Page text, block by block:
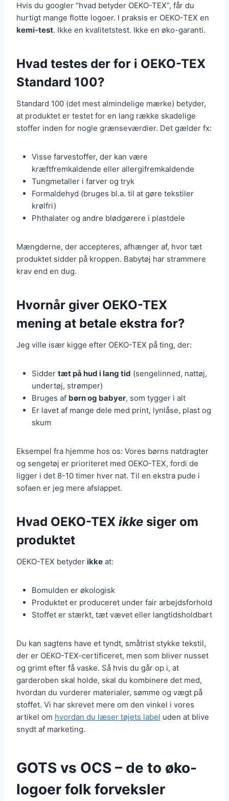
Hvis du googler “hvad betyder OEKO-TEX”, får du
hurtigt mange flotte logoer. I praksis er OEKO-TEX en
kemi-test. Ikke en kvalitetstest. Ikke en øko-garanti.
Hvad testes der for i OEKO-TEX
Standard 100?
Standard 100 (det mest almindelige mærke) betyder,
at produktet er testet for en lang række skadelige
stoffer inden for nogle grænseværdier. Det gælder fx:
Visse farvestoffer, der kan være
kræftfremkaldende eller allergifremkaldende
Tungmetaller i farver og tryk
Formaldehyd (bruges bl.a. til at gøre tekstiler
krølfri)
Phthalater og andre blødgørere i plastdele
Mængderne, der accepteres, afhænger af, hvor tæt
produktet sidder på kroppen. Babytøj har strammere
krav end en dug.
Hvornår giver OEKO-TEX
mening at betale ekstra for?
Jeg ville især kigge efter OEKO-TEX på ting, der:
Sidder tæt på hud i lang tid (sengelinned, nattøj,
undertøj, strømper)
Bruges af børn og babyer, som tygger i alt
Er lavet af mange dele med print, lynlåse, plast og
skum
Eksempel fra hjemme hos os: Vores børns natdragter
og sengetøj er prioriteret med OEKO-TEX, fordi de
ligger i det 8-10 timer hver nat. Til en ekstra pude i
sofaen er jeg mere afslappet.
Hvad OEKO-TEX ikke siger om
produktet
OEKO-TEX betyder ikke at:
Bomulden er økologisk
Produktet er produceret under fair arbejdsforhold
Stoffet er stærkt, tæt vævet eller langtidsholdbart
Du kan sagtens have et tyndt, småtrist stykke tekstil,
der er OEKO-TEX-certificeret, men som bliver nusset
og grimt efter få vaske. Så hvis du går op i, at
garderoben skal holde, skal du kombinere det med,
hvordan du vurderer materialer, sømme og vægt på
stoffet. Vi har skrevet mere om den vinkel i vores
artikel om hvordan du læser tøjets label uden at blive
snydt af marketing.
GOTS vs OCS – de to øko-
logoer folk forveksler